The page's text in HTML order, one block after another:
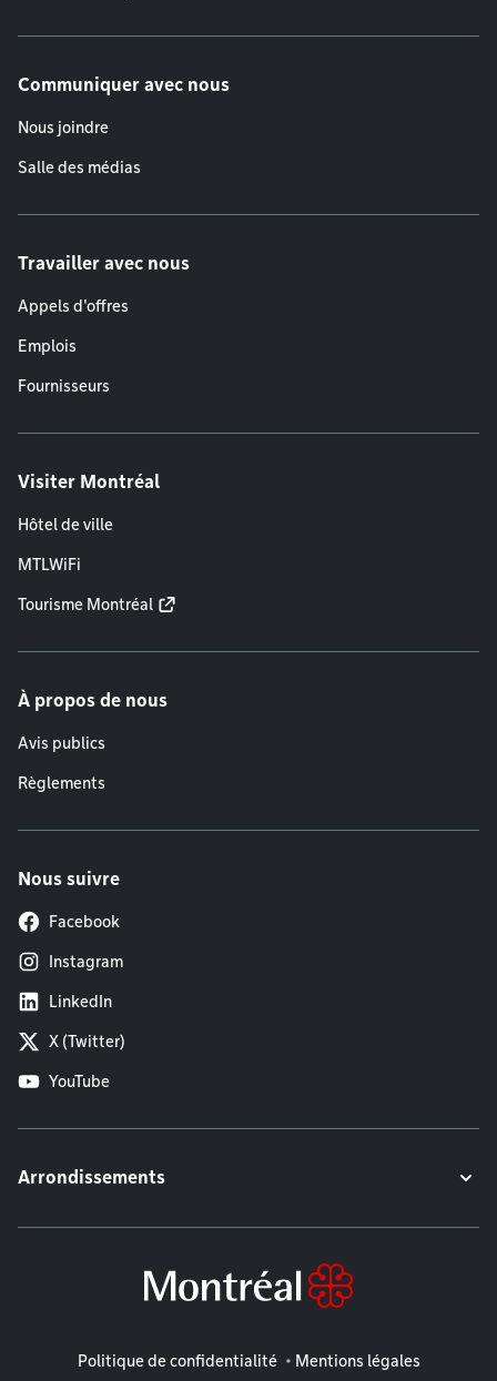
Communiquer avec nous
Nous joindre
Salle des médias
Travailler avec nous
Appels d'offres
Emplois
Fournisseurs
Visiter Montréal
Hôtel de ville
MTLWiFi
Tourisme Montréal
À propos de nous
Avis publics
Règlements
Nous suivre
Facebook
Instagram
LinkedIn
X (Twitter)
YouTube
Arrondissements
Mentions légales
Politique de confidentialité Mentions légales